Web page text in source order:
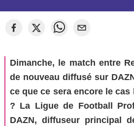
Dimanche, le match entre
de nouveau diffusé sur
ce que ce sera encore le
? La Ligue de Football
DAZN, diffuseur principal